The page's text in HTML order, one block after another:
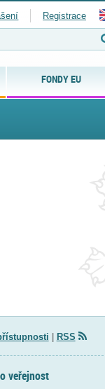
FONDY EU
Registrace
RSS
veřejnost